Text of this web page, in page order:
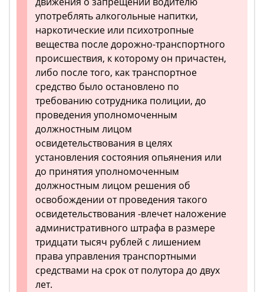
употреблять алкогольные напитки,
наркотические или психотропные
вещества после дорожно-транспортного
происшествия, к которому он причастен,
либо после того, как транспортное
средство было остановлено по
требованию сотрудника полиции, до
проведения уполномоченным
должностным лицом
освидетельствования в целях
установления состояния опьянения или
до принятия уполномоченным
должностным лицом решения об
освобождении от проведения такого
освидетельствования -влечет наложение
административного штрафа в размере
тридцати тысяч рублей с лишением
права управления транспортными
средствами на срок от полутора до двух
лет.